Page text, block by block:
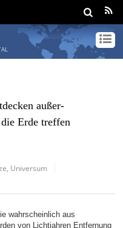
außer-
Erde treffen
Universum
wahrscheinlich aus
von Lichtjahren Entfernung